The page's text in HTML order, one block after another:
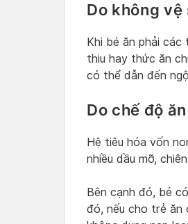
Do không
Khi bé ăn phải
thiu hay thức ăn
có thể dẫn đến
Do chế độ
Hệ tiêu hóa vốn
nhiều dầu mỡ,
Bên cạnh đó, bé
đó, nếu cho trẻ ăn